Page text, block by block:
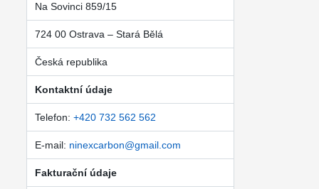
Na Sovinci 859/15
724 00 Ostrava – Stará Bělá
Česká republika
Kontaktní údaje
Telefon: +420 732 562 562
E-mail: ninexcarbon@gmail.com
Fakturační údaje